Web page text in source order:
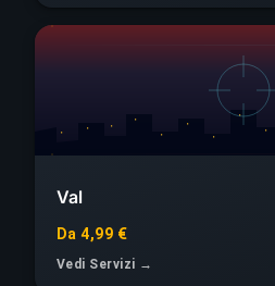
Val
Da 4,99 €
Vedi Servizi →